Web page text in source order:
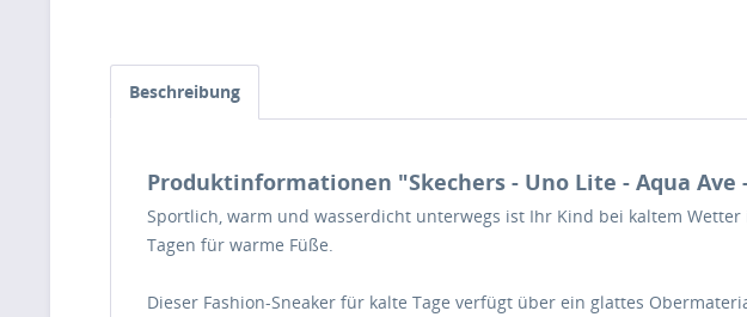
Beschreibung
Produktinformationen "Skechers - Uno Lite - Aqua
Sportlich, warm und wasserdicht unterwegs ist Ihr Kind bei kaltem
Tagen für warme Füße.
Dieser Fashion-Sneaker für kalte Tage verfügt über ein glattes